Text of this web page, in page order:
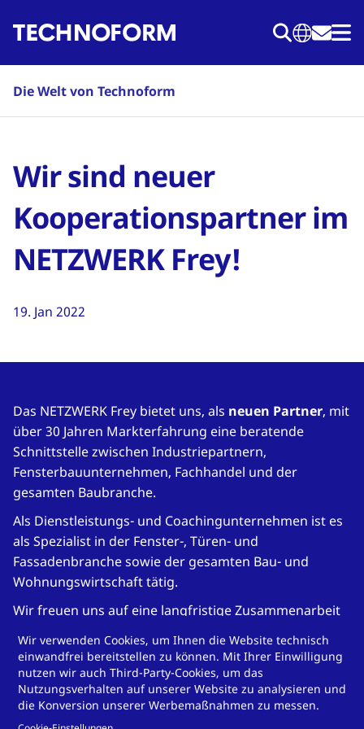
zum
Die Welt von Technoform
Wir sind neuer
Kooperationspartner im
NETZWERK Frey!
19. Jan 2022
Das NETZWERK Frey bietet uns, als neuen Partner, mit
über 30 Jahren Markterfahrung eine beratende
Schnittstelle zwischen Industriepartnern,
Fensterbauunternehmen, Fachhandel und der
gesamten Baubranche.
Als Dienstleistungs- und Coachingunternehmen ist es
als Spezialist in der Fenster-, Türen- und
Fassadenbranche sowie der gesamten Bau- und
Wohnungswirtschaft tätig.
Wir freuen uns auf eine langfristige Zusammenarbeit
zahlreichen, gewinnbringenden Veranstaltungen des
NETZWERKS!
Foto: Netzwerk Frey
Wir verwenden Cookies, um Ihnen die Website technisch
einwandfrei bereitstellen zu können. Mit Ihrer Einwilligung
nutzen wir auch Third-Party-Cookies, um das
Nutzungsverhalten auf unserer Website zu analysieren und
die Konversion unserer Werbemaßnahmen zu messen.